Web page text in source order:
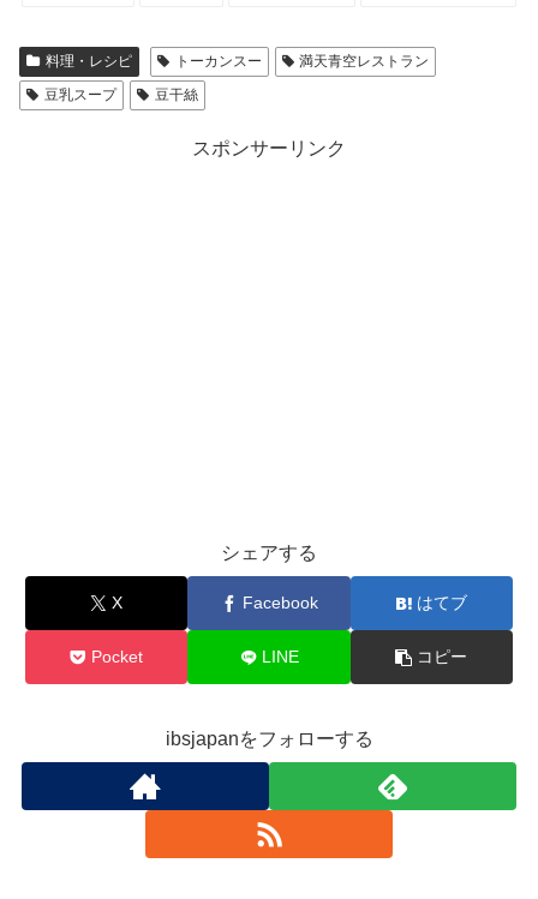
料理・レシピ トーカンスー
満天青空レストラン
豆乳スープ
豆干絲
スポンサーリンク
シェアする
X Facebook はてブ
Pocket LINE コピー
ibsjapanをフォローする